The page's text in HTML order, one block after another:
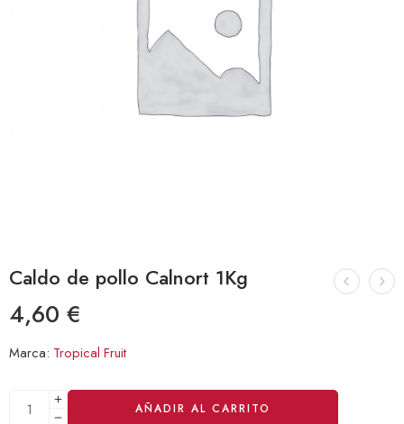
Caldo de pollo Calnort 1Kg
4,60 €
Marca: Tropical Fruit
AÑADIR AL CARRITO
Alternative: